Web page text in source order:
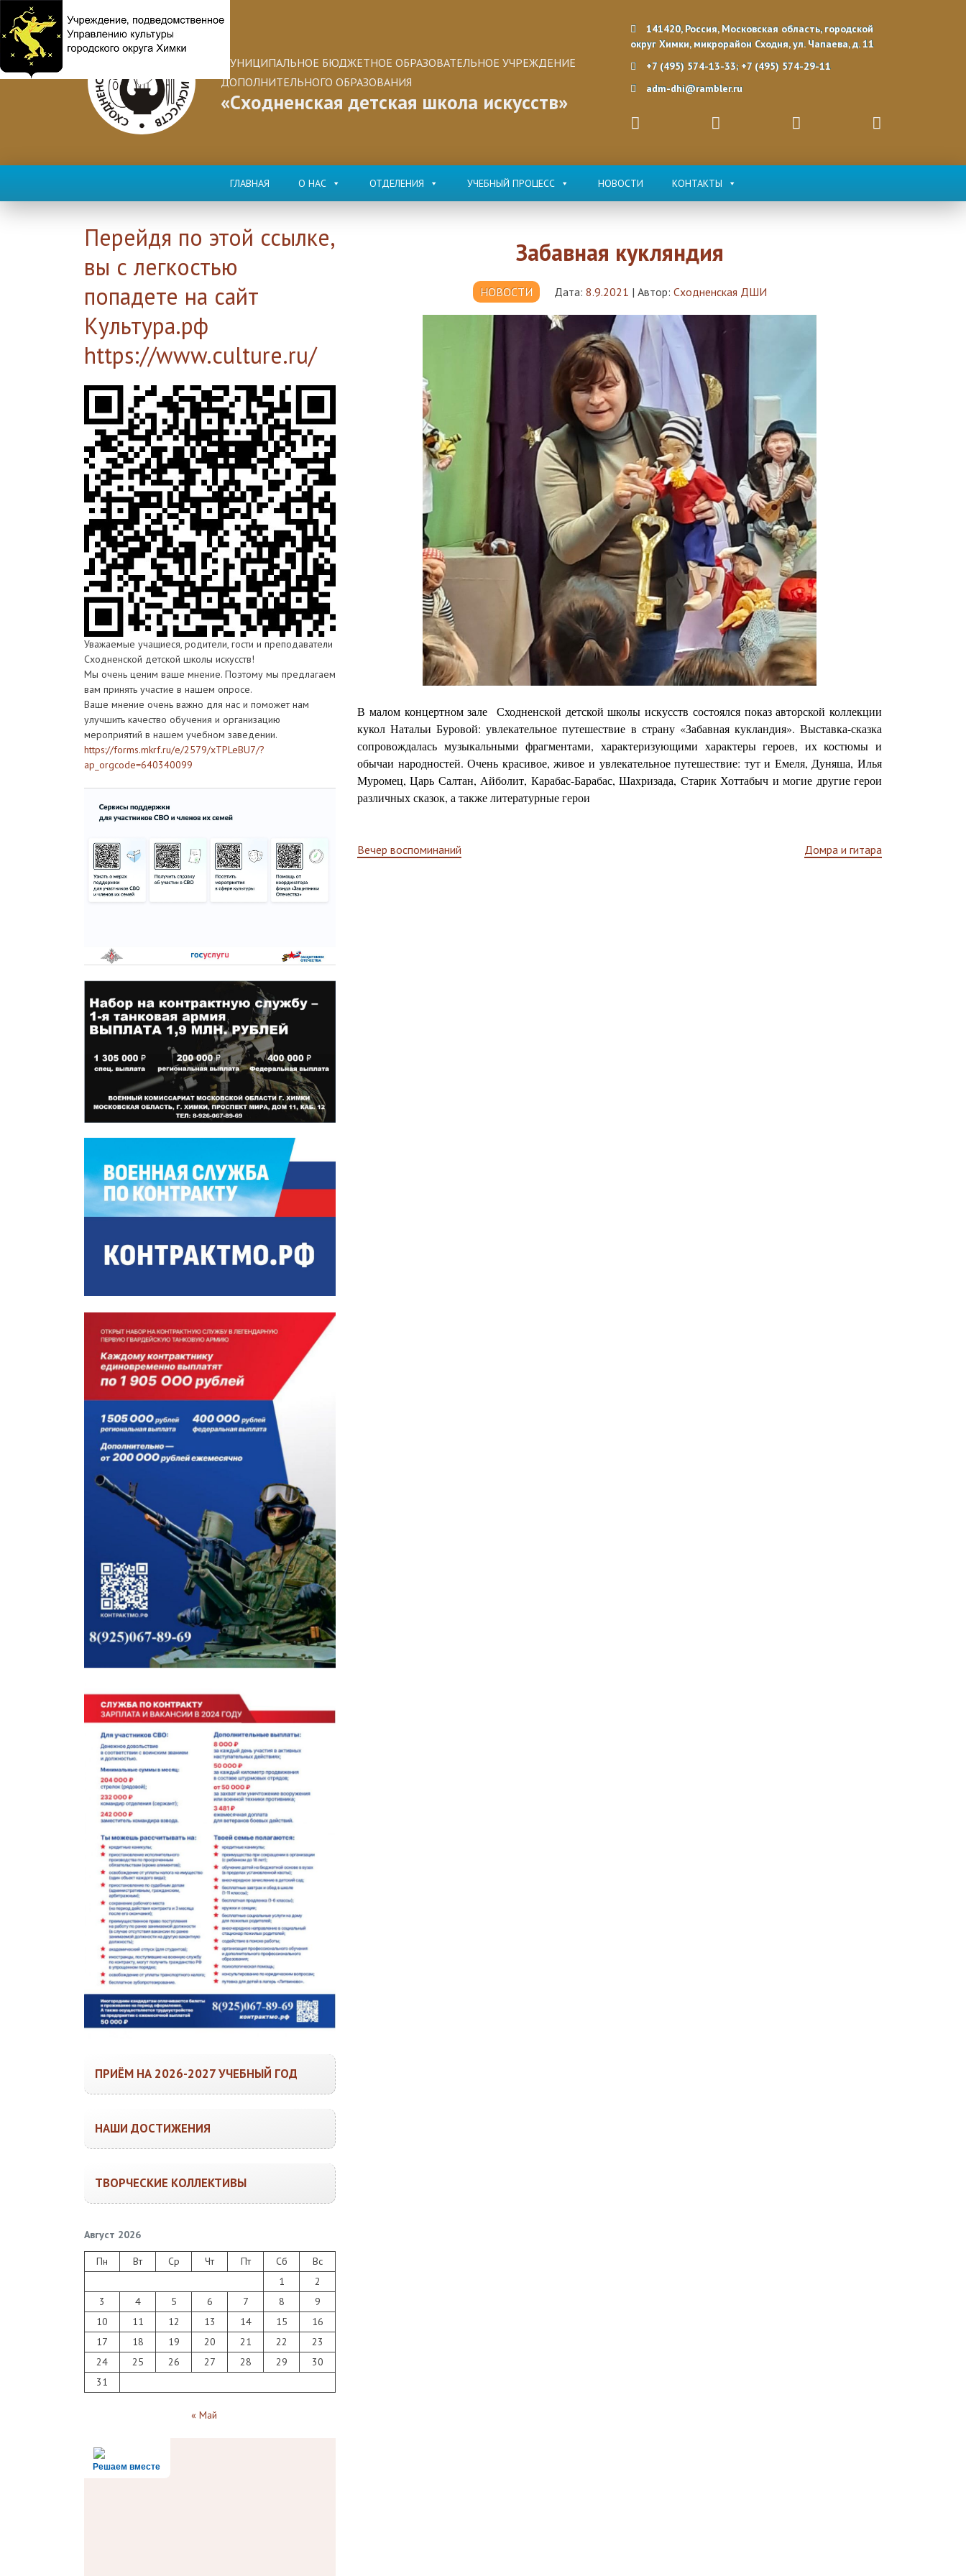
МУНИЦИПАЛЬНОЕ БЮДЖЕТНОЕ ОБРАЗОВАТЕЛЬНОЕ УЧРЕЖДЕНИЕ
ДОПОЛНИТЕЛЬНОГО ОБРАЗОВАНИЯ
«Сходненская детская школа искусств»
141420, Россия, Московская область, городской
округ Химки, микрорайон Сходня, ул. Чапаева, д. 11
+7 (495) 574-13-33; +7 (495) 574-29-11
adm-dhi@rambler.ru
ГЛАВНАЯ О НАС ОТДЕЛЕНИЯ УЧЕБНЫЙ ПРОЦЕСС НОВОСТИ КОНТАКТЫ
Забавная кукляндия
НОВОСТИ Дата: 8.9.2021 | Автор: Сходненская ДШИ
В малом концертном зале
Сходненской детской школы искусств состоялся показ авторской коллекции
кукол Натальи Буровой: увлекательное путешествие в страну «Забавная кукландия». Выставка-сказка
сопровождалась музыкальными фрагментами, характеризующими характеры героев, их костюмы и
обычаи народностей. Очень красивое, живое и увлекательное путешествие: тут и Емеля, Дуняша, Илья
Муромец, Царь Салтан, Айболит, Карабас-Барабас, Шахризада, Старик Хоттабыч и могие другие герои
различных сказок, а также литературные герои
Навигация
Вечер воспоминаний Домра и гитара
Перейдя по этой ссылке,
вы с легкостью
попадете на сайт
Культура.рф
https://www.culture.ru/
Уважаемые учащиеся, родители, гости и преподаватели
Сходненской детской школы искусств!
Мы очень ценим ваше мнение. Поэтому мы предлагаем
вам принять участие в нашем опросе.
Ваше мнение очень важно для нас и поможет нам
улучшить качество обучения и организацию
мероприятий в нашем учебном заведении.
https://forms.mkrf.ru/e/2579/xTPLeBU7/?
ap_orgcode=640340099
ПРИЁМ НА 2026-2027 УЧЕБНЫЙ ГОД
НАШИ ДОСТИЖЕНИЯ
ТВОРЧЕСКИЕ КОЛЛЕКТИВЫ
Август 2026
Пн Вт Ср Чт Пт Сб
Вс
1
2
3
4 5 6 7 8
9
10
11 12 13 14 15
16
17
18 19 20 21 22
23
24
25 26 27 28 29
30
31
« Май
Решаем вместе